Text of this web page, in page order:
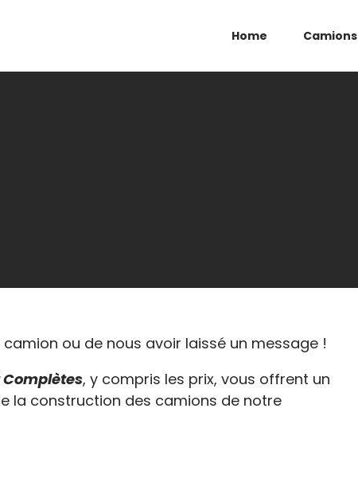
Home Camions
ou de nous avoir laissé un message !
Complètes, y compris les prix, vous offrent un
la construction des camions de notre